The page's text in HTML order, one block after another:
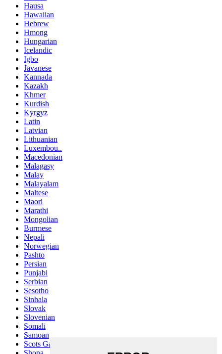
Hausa
Hawaiian
Hebrew
Hmong
Hungarian
Icelandic
Igbo
Javanese
Kannada
Kazakh
Khmer
Kurdish
Kyrgyz
Latin
Latvian
Lithuanian
Luxembou..
Macedonian
Malagasy
Malay
Malayalam
Maltese
Maori
Marathi
Mongolian
Burmese
Nepali
Norwegian
Pashto
Persian
Punjabi
Serbian
Sesotho
Sinhala
Slovak
Slovenian
Somali
Samoan
Scots Gaelic